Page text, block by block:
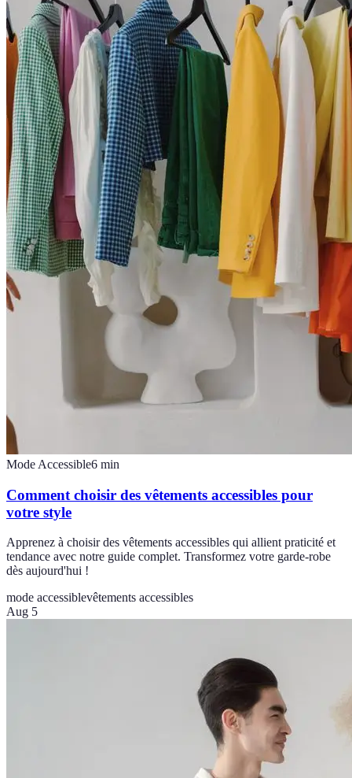
Mode Accessible6 min
Comment choisir des vêtements accessibles pour
votre style
Apprenez à choisir des vêtements accessibles qui allient praticité et
tendance avec notre guide complet. Transformez votre garde-robe
dès aujourd'hui !
mode accessiblevêtements accessibles
Aug 5